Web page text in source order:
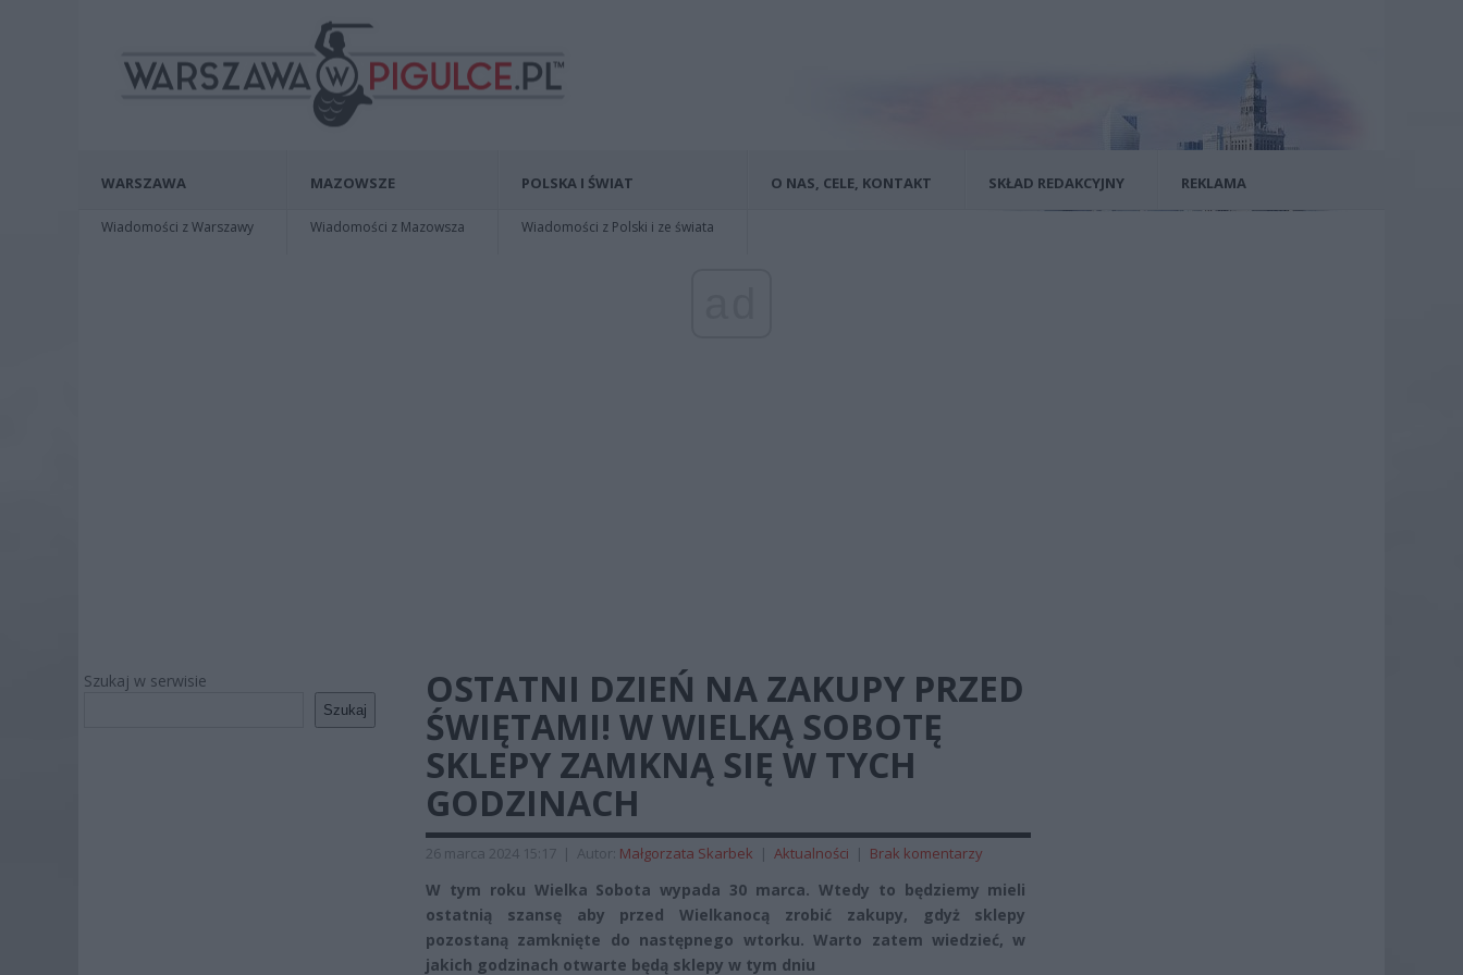
WARSZAWA
Wiadomości z Warszawy
MAZOWSZE
Wiadomości z Mazowsza
POLSKA I ŚWIAT
Wiadomości z Polski i ze świata
O NAS, CELE, KONTAKT SKŁAD REDAKCYJNY REKLAMA
Szukaj w serwisie
Szukaj
OSTATNI DZIEŃ NA ZAKUPY PRZED
ŚWIĘTAMI! W WIELKĄ SOBOTĘ
SKLEPY ZAMKNĄ SIĘ W TYCH
GODZINACH
26 marca 2024 15:17 | Autor: Małgorzata Skarbek | Aktualności | Brak komentarzy
W tym roku Wielka Sobota wypada 30 marca. Wtedy to będziemy mieli
ostatnią szansę aby przed Wielkanocą zrobić zakupy, gdyż sklepy
pozostaną zamknięte do następnego wtorku. Warto zatem wiedzieć, w
jakich godzinach otwarte będą sklepy w tym dniu